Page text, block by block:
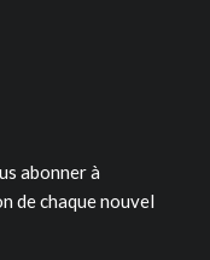
abonner à
de chaque nouvel